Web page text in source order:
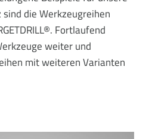
die Werkzeugreihen
Fortlaufend
weiter und
mit weiteren Varianten